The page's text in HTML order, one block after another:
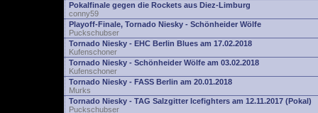
Pokalfinale gegen die Rockets aus Diez-Limburg
conny59
Playoff-Finale, Tornado Niesky - Schönheider Wölfe
Puckschubser
Tornado Niesky - EHC Berlin Blues am 17.02.2018
Kufenschoner
Tornado Niesky - Schönheider Wölfe am 03.02.2018
Kufenschoner
Tornado Niesky - FASS Berlin am 20.01.2018
Murks
Tornado Niesky - TAG Salzgitter Icefighters am 12.11.2017 (Pokal)
Puckschubser